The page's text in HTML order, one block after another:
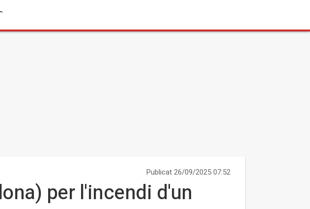
Publicat 26/09/2025 07:52
per l'incendi d'un